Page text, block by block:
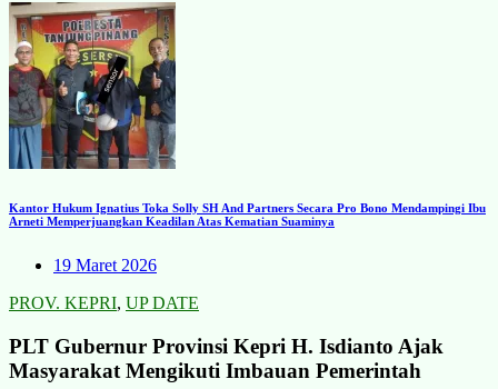
Kantor Hukum Ignatius Toka Solly SH And Partners Secara Pro Bono Mendampingi Ibu
Arneti Memperjuangkan Keadilan Atas Kematian Suaminya
19 Maret 2026
PROV. KEPRI, UP DATE
PLT Gubernur Provinsi Kepri H. Isdianto Ajak
Masyarakat Mengikuti Imbauan Pemerintah